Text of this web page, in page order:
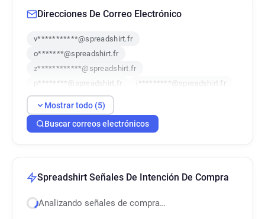
Direcciones De Correo Electrónico
v***********@spreadshirt.fr
o*******@spreadshirt.fr
z************@spreadshirt.fr
p********@spreadshirt.fr
j*********@spreadshirt.fr
Mostrar todo (5)
Buscar correos electrónicos
Spreadshirt Señales De Intención De Compra
Analizando señales de compra…